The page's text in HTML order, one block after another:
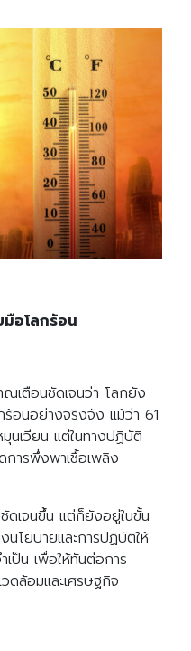
มือโลกร้อน
ตือนชัดเจนว่า โลกยัง
อนอย่างจริงจัง แม้ว่า 61
นเวียน แต่ในทางปฏิบัติ
การพึ่งพาเชื้อเพลิง
ดเจนขึ้น แต่ก็ยังอยู่ในขั้น
นโยบายและการปฏิบัติให้
เป็น เพื่อให้ทันต่อการ
ดล้อมและเศรษฐกิจ